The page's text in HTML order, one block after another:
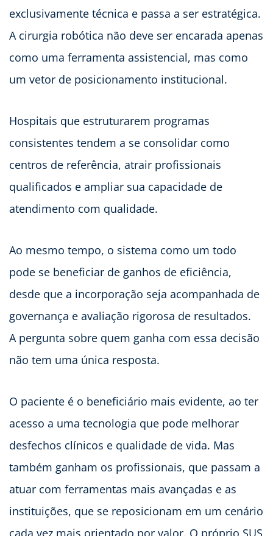
exclusivamente técnica e passa a ser estratégica.
A cirurgia robótica não deve ser encarada apenas
como uma ferramenta assistencial, mas como
um vetor de posicionamento institucional.
Hospitais que estruturarem programas
consistentes tendem a se consolidar como
centros de referência, atrair profissionais
qualificados e ampliar sua capacidade de
atendimento com qualidade.
Ao mesmo tempo, o sistema como um todo
pode se beneficiar de ganhos de eficiência,
desde que a incorporação seja acompanhada de
governança e avaliação rigorosa de resultados.
A pergunta sobre quem ganha com essa decisão
não tem uma única resposta.
O paciente é o beneficiário mais evidente, ao ter
acesso a uma tecnologia que pode melhorar
desfechos clínicos e qualidade de vida. Mas
também ganham os profissionais, que passam a
atuar com ferramentas mais avançadas e as
instituições, que se reposicionam em um cenário
cada vez mais orientado por valor. O próprio SUS